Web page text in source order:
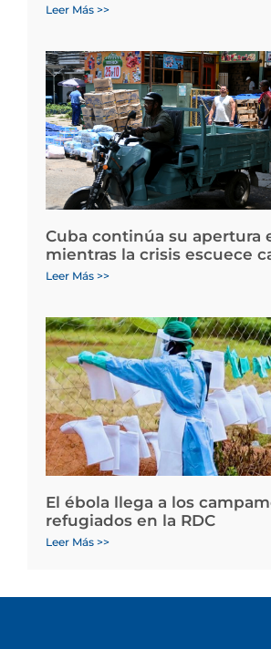
Leer Más >>
Cuba continúa su apertura
mientras la crisis escuece
Leer Más >>
El ébola llega a los
refugiados en la RDC
Leer Más >>